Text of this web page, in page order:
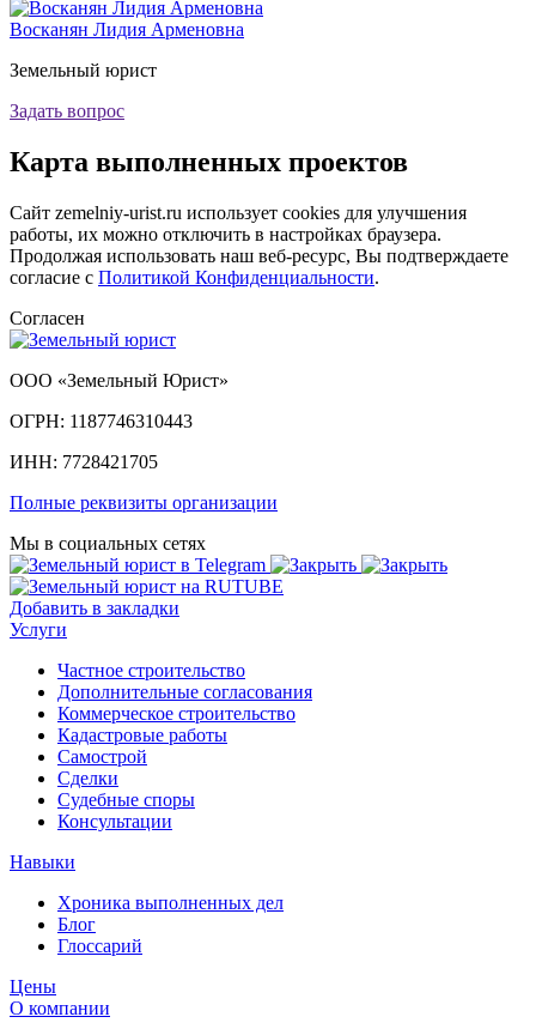
Восканян Лидия Арменовна
Земельный юрист
Задать вопрос
Карта выполненных проектов
Сайт zemelniy-urist.ru использует cookies для улучшения
работы, их можно отключить в настройках браузера.
Продолжая использовать наш веб-ресурс, Вы подтверждаете
согласие с Политикой Конфиденциальности.
Согласен
ООО «Земельный Юрист»
ОГРН: 1187746310443
ИНН: 7728421705
Полные реквизиты организации
Мы в социальных сетях
Добавить в закладки
Услуги
Частное строительство
Дополнительные согласования
Коммерческое строительство
Кадастровые работы
Самострой
Сделки
Судебные споры
Консультации
Навыки
Хроника выполненных дел
Блог
Глоссарий
Цены
О компании